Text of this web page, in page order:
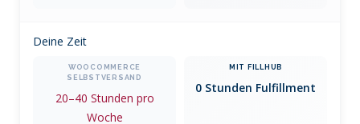
Deine Zeit
20–40 Stunden pro
Woche
0 Stunden Fulfillment